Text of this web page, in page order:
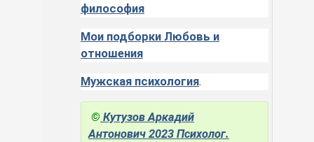
философия
Мои подборки Любовь и
отношения
Мужская психология.
© Кутузов Аркадий
Антонович 2023 Психолог.